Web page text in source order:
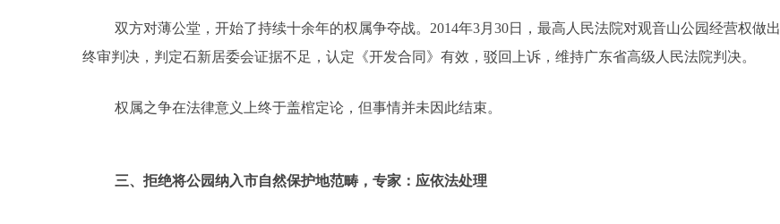
双方对薄公堂，开始了持续十余年的权属争夺战。2014年3月30日，最高人民法院对观音山公园经营权做出
终审判决，判定石新居委会证据不足，认定《开发合同》有效，驳回上诉，维持广东省高级人民法院判决。
权属之争在法律意义上终于盖棺定论，但事情并未因此结束。
三、拒绝将公园纳入市自然保护地范畴，专家：应依法处理